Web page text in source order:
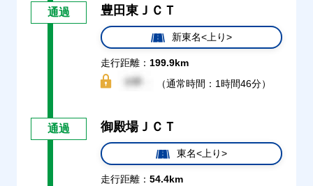
通過 豊田東ＪＣＴ
新東名<上り>
走行距離： 199.9km
（通常時間：1時間46分）
通過 御殿場ＪＣＴ
東名<上り>
走行距離： 54.4km